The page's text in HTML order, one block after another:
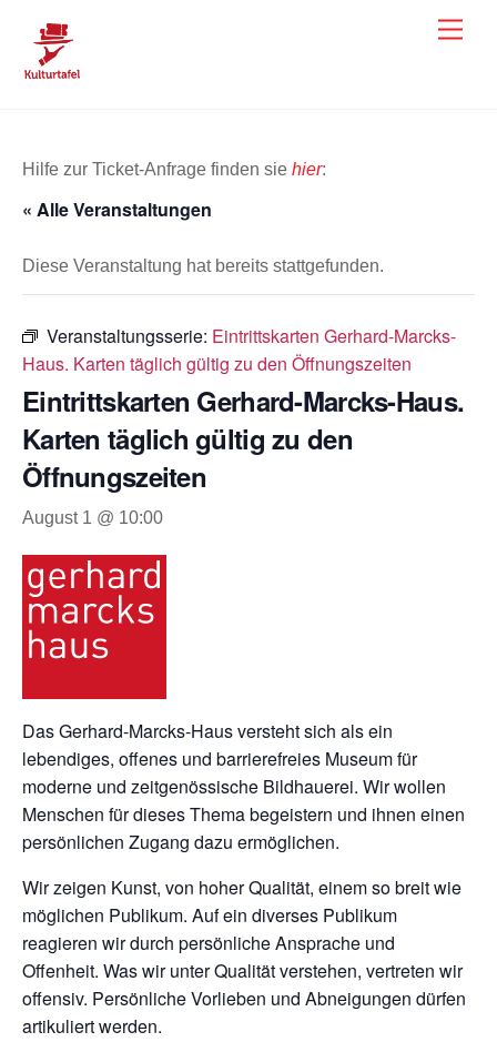
content
Hilfe zur Ticket-Anfrage finden sie hier:
« Alle Veranstaltungen
Diese Veranstaltung hat bereits stattgefunden.
Veranstaltungsserie: Eintrittskarten Gerhard-Marcks-
Haus. Karten täglich gültig zu den Öffnungszeiten
Eintrittskarten Gerhard-Marcks-Haus.
Karten täglich gültig zu den
Öffnungszeiten
August 1 @ 10:00
Das Gerhard-Marcks-Haus versteht sich als ein
lebendiges, offenes und barrierefreies Museum für
moderne und zeitgenössische Bildhauerei. Wir wollen
Menschen für dieses Thema begeistern und ihnen einen
persönlichen Zugang dazu ermöglichen.
Wir zeigen Kunst, von hoher Qualität, einem so breit wie
möglichen Publikum. Auf ein diverses Publikum
reagieren wir durch persönliche Ansprache und
Offenheit. Was wir unter Qualität verstehen, vertreten wir
offensiv. Persönliche Vorlieben und Abneigungen dürfen
artikuliert werden.